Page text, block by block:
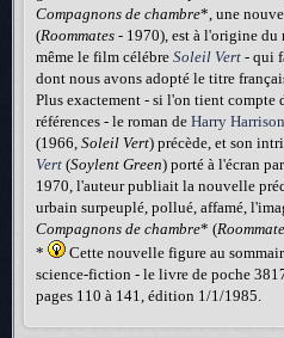
Compagnons de chambre*, une
(Roommates - 1970), est à l'origine du
même le film célébre Soleil Vert - qui
dont nous avons adopté le titre
Plus exactement - si l'on tient compte
références - le roman de Harry Harrison
(1966, Soleil Vert) précède, et son
Vert (Soylent Green) porté à l'écran
1970, l'auteur publiait la nouvelle
urbain surpeuplé, pollué, affamé,
Compagnons de chambre* (
*
Cette nouvelle figure au
science-fiction - le livre de poche
pages 110 à 141, édition 1/1/1985.